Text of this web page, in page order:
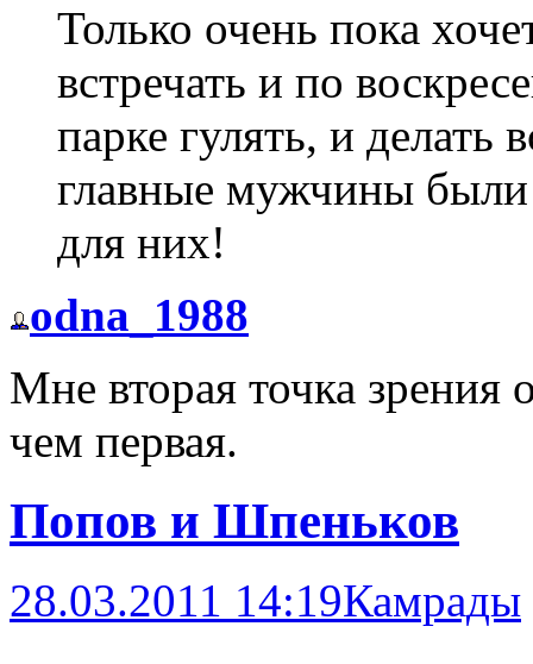
Только очень пока
встречать и по
парке гулять, и
главные мужчины были
для них!
odna_1988
Мне вторая точка зрения
чем первая.
Попов и Шпеньков
28.03.2011 14:19Камрады